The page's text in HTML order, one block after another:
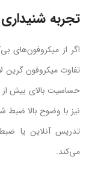
تجربه
اگر از میکروفون‌های
نیز با وضوح بالا
تدریس آنلاین یا
می‌کند.